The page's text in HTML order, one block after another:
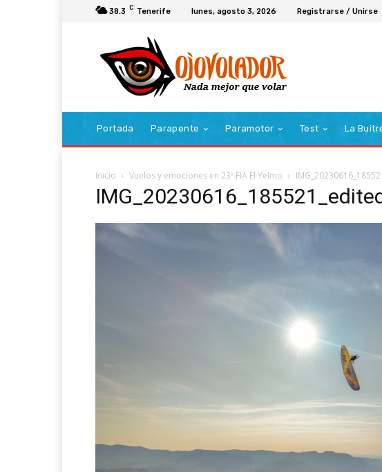
38.3 C Tenerife lunes, agosto 3, 2026 Registrarse / Unirse
Portada Parapente Paramotor Test La
Inicio Vuelos y emociones en 23º FIA El Yelmo